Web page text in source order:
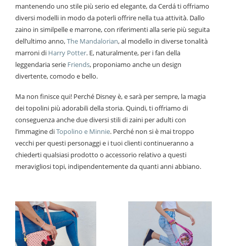
mantenendo uno stile più serio ed elegante, da Cerdá ti offriamo
diversi modelli in modo da poterli offrire nella tua attività. Dallo
zaino in similpelle e marrone, con riferimenti alla serie più seguita
dell’ultimo anno,The Mandalorian, al modello in diverse tonalità
marroni di Harry Potter. E, naturalmente, per i fan della
leggendaria serie Friends, proponiamo anche un design
divertente, comodo e bello.
Ma non finisce qui! Perché Disney è, e sarà per sempre, la magia
dei topolini più adorabili della storia. Quindi, ti offriamo di
conseguenza anche due diversi stili di zaini per adulti con
l’immagine diTopolino e Minnie. Perché non si è mai troppo
vecchi per questi personaggi e i tuoi clienti continueranno a
chiederti qualsiasi prodotto o accessorio relativo a questi
meravigliosi topi, indipendentemente da quanti anni abbiano.